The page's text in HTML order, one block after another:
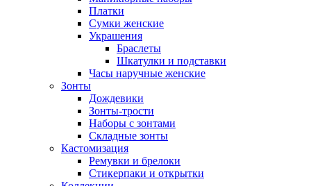
Платки
Сумки женские
Украшения
Браслеты
Шкатулки и подставки
Часы наручные женские
Зонты
Дождевики
Зонты-трости
Наборы с зонтами
Складные зонты
Кастомизация
Ремувки и брелоки
Стикерпаки и открытки